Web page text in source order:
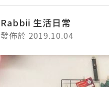
Rabbii 生活日常
發佈於 2019.10.04